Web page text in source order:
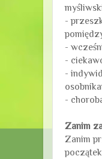
-
-
-
-
-
Zanim
Zanim